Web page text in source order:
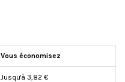
Vous économisez
Jusqu'à 3,82 €